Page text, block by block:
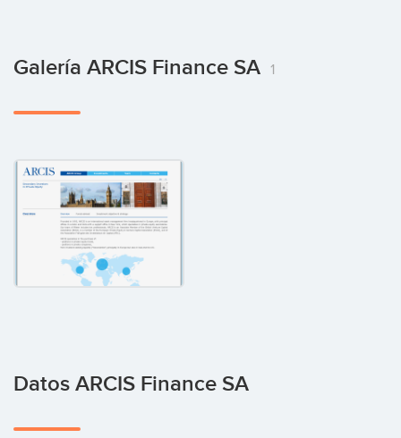
Galería ARCIS Finance SA 1
Datos ARCIS Finance SA